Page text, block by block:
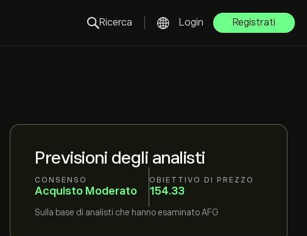
Ricerca Login Registrati
Previsioni degli analisti
CONSENSO
Acquisto Moderato
OBIETTIVO DI PREZZO
154.33
Sulla base di analisti che hanno esaminato AFG